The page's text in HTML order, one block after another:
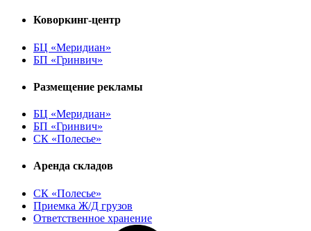
Коворкинг-центр
БЦ «Меридиан»
БП «Гринвич»
Размещение рекламы
БЦ «Меридиан»
БП «Гринвич»
СК «Полесье»
Аренда складов
СК «Полесье»
Приемка Ж/Д грузов
Ответственное хранение